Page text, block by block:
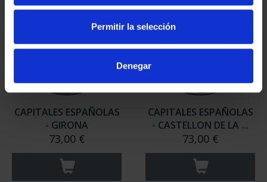
Permitir la selección
Denegar
CAPITALES ESPAÑOLAS
- GIRONA
73,00 €
CAPITALES ESPAÑOLAS
- CASTELLON DE LA ...
73,00 €